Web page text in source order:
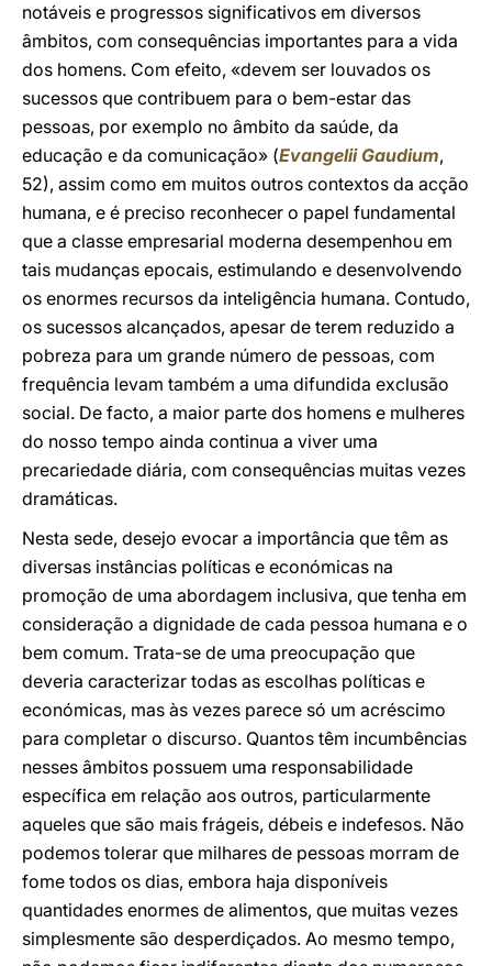
notáveis e progressos significativos em diversos
âmbitos, com consequências importantes para a vida
dos homens. Com efeito, «devem ser louvados os
sucessos que contribuem para o bem-estar das
pessoas, por exemplo no âmbito da saúde, da
educação e da comunicação» (Evangelii Gaudium,
52), assim como em muitos outros contextos da acção
humana, e é preciso reconhecer o papel fundamental
que a classe empresarial moderna desempenhou em
tais mudanças epocais, estimulando e desenvolvendo
os enormes recursos da inteligência humana. Contudo,
os sucessos alcançados, apesar de terem reduzido a
pobreza para um grande número de pessoas, com
frequência levam também a uma difundida exclusão
social. De facto, a maior parte dos homens e mulheres
do nosso tempo ainda continua a viver uma
precariedade diária, com consequências muitas vezes
dramáticas.
Nesta sede, desejo evocar a importância que têm as
diversas instâncias políticas e económicas na
promoção de uma abordagem inclusiva, que tenha em
consideração a dignidade de cada pessoa humana e o
bem comum. Trata-se de uma preocupação que
deveria caracterizar todas as escolhas políticas e
económicas, mas às vezes parece só um acréscimo
para completar o discurso. Quantos têm incumbências
nesses âmbitos possuem uma responsabilidade
específica em relação aos outros, particularmente
aqueles que são mais frágeis, débeis e indefesos. Não
podemos tolerar que milhares de pessoas morram de
fome todos os dias, embora haja disponíveis
quantidades enormes de alimentos, que muitas vezes
simplesmente são desperdiçados. Ao mesmo tempo,